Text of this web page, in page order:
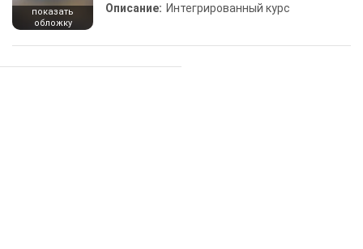
показать
обложку
Описание: Интегрированный курс